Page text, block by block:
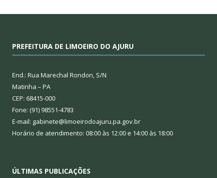
PREFEITURA DE LIMOEIRO DO AJURU
End.: Rua Marechal Rondon, S/N
Matinha – PA
CEP: 68415-000
Fone: (91) 98551-4783
E-mail: gabinete@limoeirodoajuru.pa.gov.br
Horário de atendimento: 08:00 às 12:00 e 14:00 às 18:00
ÚLTIMAS PUBLICAÇÕES